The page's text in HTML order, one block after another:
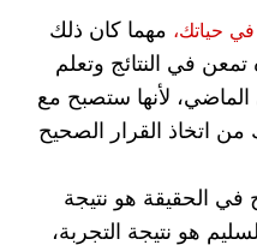
حياتك، مهما كان ذلك
في النتائج وتعلم
الماضي، لأنها ستصبح مع
اتخاذ القرار الصحيح
في الحقيقة هو نتيجة
هو نتيجة التجربة،